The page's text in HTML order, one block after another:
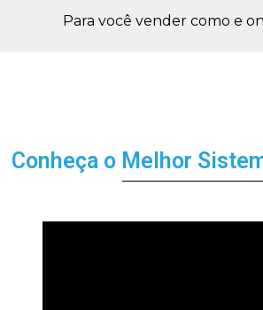
Para você vender como e
Conheça o Melhor